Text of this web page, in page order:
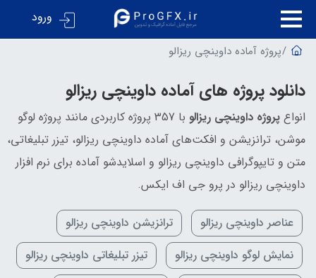
ورود
پروژه آماده داوینچی ریزالو
دانلود پروژه های آماده داوینچی ریزالو
انواع پروژه داوینچی ریزالو
با 357 پروژه کاربردی مانند پروژه لوگو
موشن، ترانزیشن و افکت‌های آماده داوینچی ریزالو، تیزر تبلیغاتی،
متن و تایپوگرافی داوینچی ریزالو و اسلایدشو آماده برای نرم افزار
داوینچی ریزالو در پرو جی اف ایکس.
عناصر داوینچی ریزالو
ترانزیشن داوینچی ریزالو
نمایش لوگو داوینچی ریزالو
تیزر تبلیغاتی داوینچی ریزالو